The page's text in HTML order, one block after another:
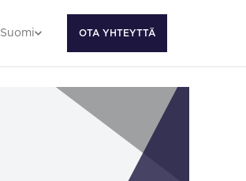
Suomi OTA YHTEYTTÄ